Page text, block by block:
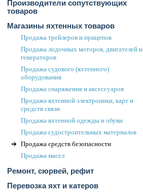
Производители сопутствующих
товаров
Магазины яхтенных товаров
Продажа трейлеров и прицепов
Продажа лодочных моторов, двигателей и
генераторов
Продажа судового (яхтенного)
оборудования
Продажа снаряжения и аксессуаров
Продажа яхтенной электроники, карт и
средств связи
Продажа яхтенной одежды и обуви
Продажа судостроительных материалов
Продажа средств безопасности
Продажа масел
Ремонт, сюрвей, рефит
Перевозка яхт и катеров